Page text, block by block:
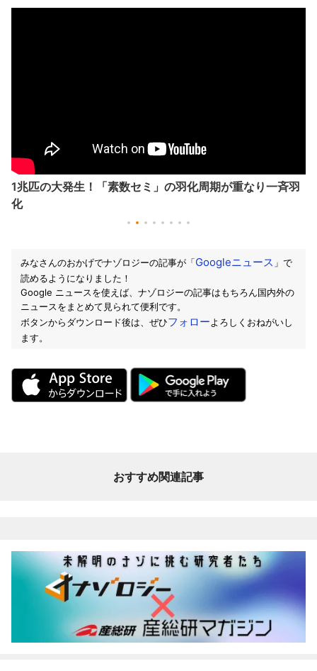
1兆匹の大発生！「素数セミ」の羽化周期が重なり一斉羽
化
みなさんのおかげでナゾロジーの記事が「Googleニュース 」で
読めるようになりました！
Google ニュースを使えば、ナゾロジーの記事はもちろん国内外の
ニュースをまとめて見られて便利です。
ボタンからダウンロード後は、ぜひフォローよろしくおねがいし
ます。
おすすめ関連記事